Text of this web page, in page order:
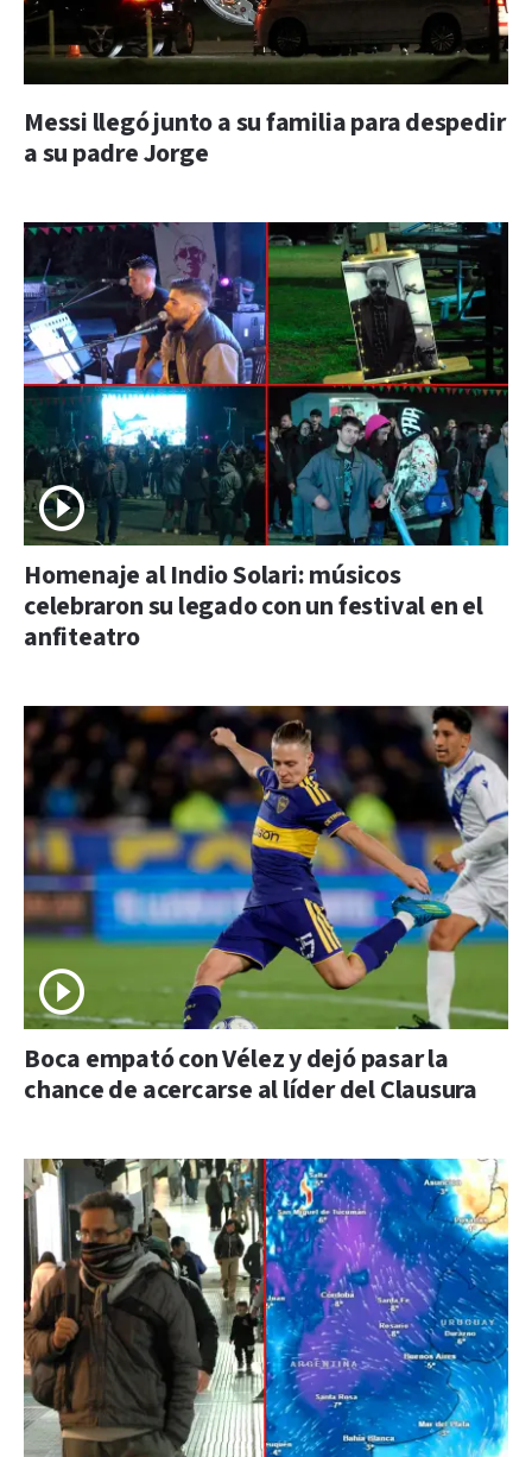
Messi llegó junto a su familia para despedir
a su padre Jorge
Homenaje al Indio Solari: músicos
celebraron su legado con un festival en el
anfiteatro
Boca empató con Vélez y dejó pasar la
chance de acercarse al líder del Clausura